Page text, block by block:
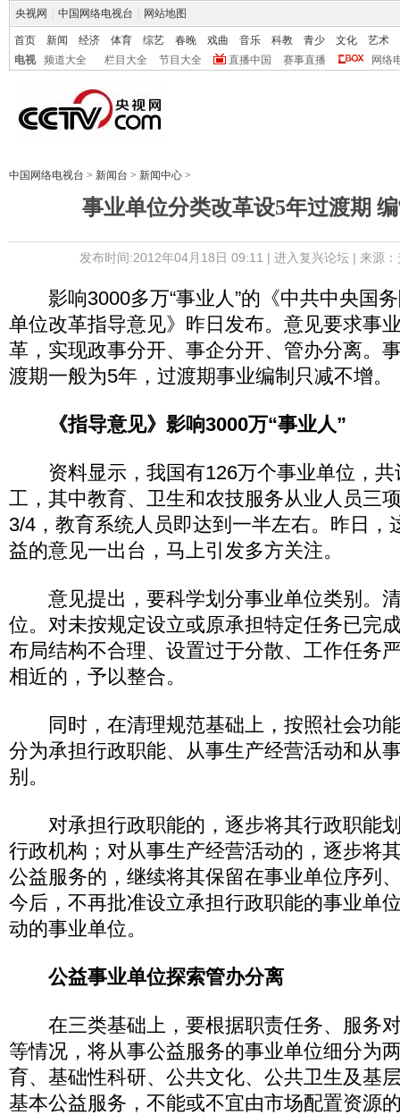
央视网 中国网络电视台 网站地图
首页 新闻 经济 体育 综艺 春晚 戏曲 音乐 科教 青少 文化
艺术
电视
频道大全 栏目大全 节目大全 直播中国 赛事直播 网络
中国网络电视台 > 新闻台 > 新闻中心 >
事业单位分类改革设5年过渡期
发布时间:2012年04月18日 09:11 | 进入复兴论坛| 来源
影响3000多万“事业人”的《中共中央国
单位改革指导意见》昨日发布。意见要求事
革，实现政事分开、事企分开、管办分离。
渡期一般为5年，过渡期事业编制只减不增。
《指导意见》影响3000万“事业人”
资料显示，我国有126万个事业单位，共
工，其中教育、卫生和农技服务从业人员三
3/4，教育系统人员即达到一半左右。昨日，
益的意见一出台，马上引发多方关注。
意见提出，要科学划分事业单位类别。
位。对未按规定设立或原承担特定任务已完
布局结构不合理、设置过于分散、工作任务
相近的，予以整合。
同时，在清理规范基础上，按照社会功
分为承担行政职能、从事生产经营活动和从
别。
对承担行政职能的，逐步将其行政职能
行政机构；对从事生产经营活动的，逐步将
公益服务的，继续将其保留在事业单位序列
今后，不再批准设立承担行政职能的事业单
动的事业单位。
公益事业单位探索管办分离
在三类基础上，要根据职责任务、服务
等情况，将从事公益服务的事业单位细分为
育、基础性科研、公共文化、公共卫生及基
基本公益服务，不能或不宜由市场配置资源